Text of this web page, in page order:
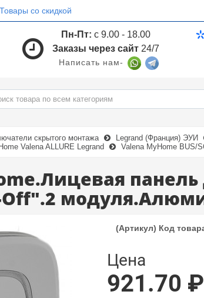
Товары со скидкой
Пн-Пт: с 9.00 - 18.00
Заказы через сайт 24/7
Написать нам-
скрытого монтажа Legrand (Франция) ЭУИ
Valena ALLURE Legrand Valena MyHome BUS/
Off".2
(Артикул) Код
Цена
921.70 ₽